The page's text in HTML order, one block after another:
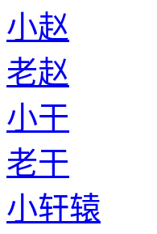
小赵
老赵
小干
老干
小轩辕